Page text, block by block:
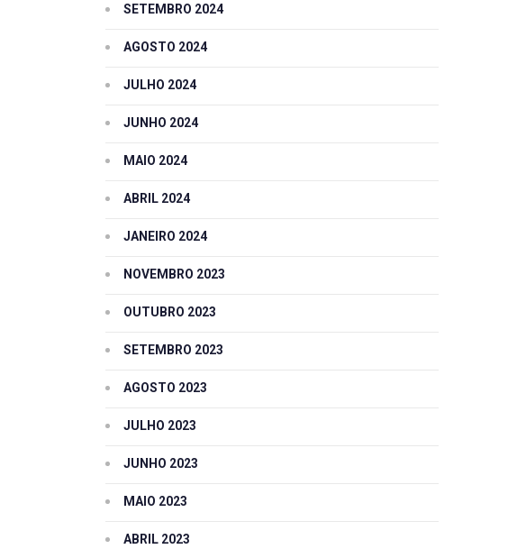
SETEMBRO 2024
AGOSTO 2024
JULHO 2024
JUNHO 2024
MAIO 2024
ABRIL 2024
JANEIRO 2024
NOVEMBRO 2023
OUTUBRO 2023
SETEMBRO 2023
AGOSTO 2023
JULHO 2023
JUNHO 2023
MAIO 2023
ABRIL 2023